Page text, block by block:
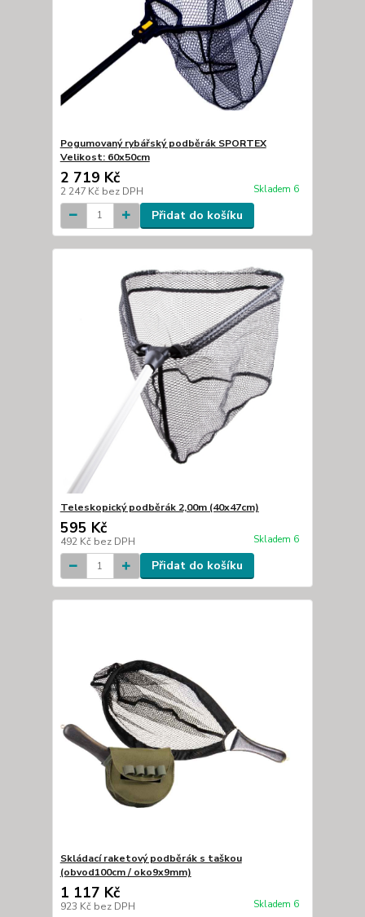
Pogumovaný rybářský podběrák SPORTEX
Velikost: 60x50cm
2 719 Kč
2 247 Kč bez DPH Skladem 6
Přidat do košíku
Teleskopický podběrák 2,00m (40x47cm)
595 Kč
492 Kč bez DPH Skladem 6
Přidat do košíku
Skládací raketový podběrák s taškou
(obvod100cm / oko9x9mm)
1 117 Kč
923 Kč bez DPH Skladem 6